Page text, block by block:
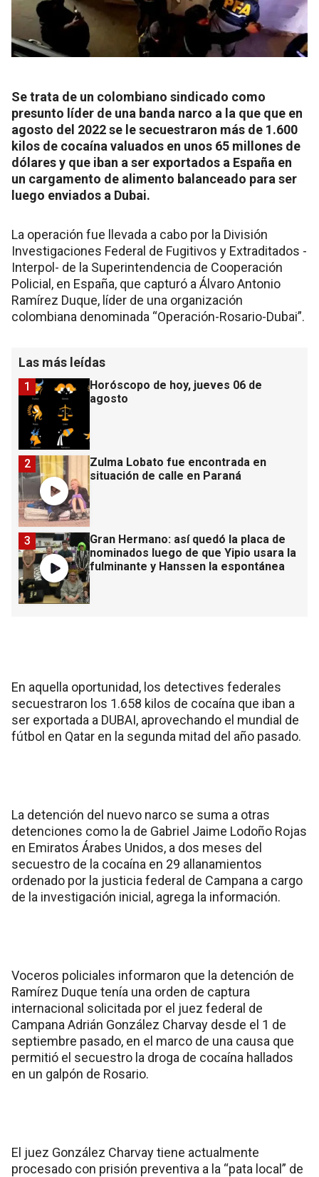
Se trata de un colombiano sindicado como
presunto líder de una banda narco a la que que en
agosto del 2022 se le secuestraron más de 1.600
kilos de cocaína valuados en unos 65 millones de
dólares y que iban a ser exportados a España en
un cargamento de alimento balanceado para ser
luego enviados a Dubai.
La operación fue llevada a cabo por la División
Investigaciones Federal de Fugitivos y Extraditados -
Interpol- de la Superintendencia de Cooperación
Policial, en España, que capturó a Álvaro Antonio
Ramírez Duque, líder de una organización
colombiana denominada “Operación-Rosario-Dubai”.
Las más leídas
Horóscopo de hoy, jueves 06 de
agosto
1
Zulma Lobato fue encontrada en
situación de calle en Paraná
2
Gran Hermano: así quedó la placa de
nominados luego de que Yipio usara la
fulminante y Hanssen la espontánea
3
En aquella oportunidad, los detectives federales
secuestraron los 1.658 kilos de cocaína que iban a
ser exportada a DUBAI, aprovechando el mundial de
fútbol en Qatar en la segunda mitad del año pasado.
La detención del nuevo narco se suma a otras
detenciones como la de Gabriel Jaime Lodoño Rojas
en Emiratos Árabes Unidos, a dos meses del
secuestro de la cocaína en 29 allanamientos
ordenado por la justicia federal de Campana a cargo
de la investigación inicial, agrega la información.
Voceros policiales informaron que la detención de
Ramírez Duque tenía una orden de captura
internacional solicitada por el juez federal de
Campana Adrián González Charvay desde el 1 de
septiembre pasado, en el marco de una causa que
permitió el secuestro la droga de cocaína hallados
en un galpón de Rosario.
El juez González Charvay tiene actualmente
procesado con prisión preventiva a la “pata local” de